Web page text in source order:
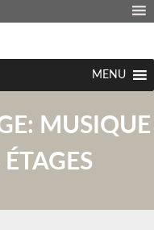
MENU
MUSIQUE